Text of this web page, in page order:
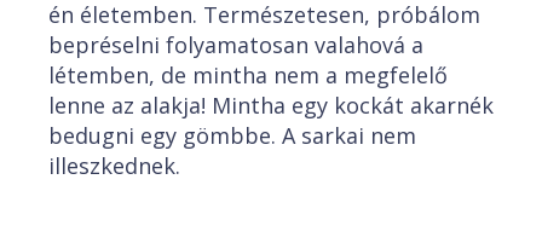
én életemben. Természetesen, próbálom
bepréselni folyamatosan valahová a
létemben, de mintha nem a megfelelő
lenne az alakja! Mintha egy kockát akarnék
bedugni egy gömbbe. A sarkai nem
illeszkednek.